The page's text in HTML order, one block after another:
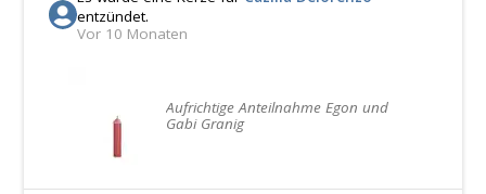
entzündet.
Vor 10 Monaten
Aufrichtige Anteilnahme Egon und
Gabi Granig